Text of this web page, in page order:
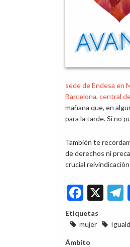
sede de Endesa en
Barcelona, central
mañana que, en
para la tarde. Si no
También te
de derechos ni
crucial
X
Etiquetas
mujer
Ámbito